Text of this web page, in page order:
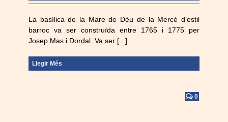
La basílica de la Mare de Déu de la Mercè d’estil
barroc va ser construïda entre 1765 i 1775 per
Josep Mas i Dordal. Va ser [...]
Llegir Més
0